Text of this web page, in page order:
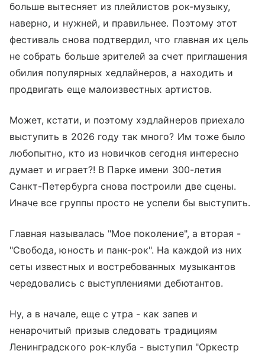
больше вытесняет из плейлистов рок-музыку,
наверно, и нужней, и правильнее. Поэтому этот
фестиваль снова подтвердил, что главная их цель
не собрать больше зрителей за счет приглашения
обилия популярных хедлайнеров, а находить и
продвигать еще малоизвестных артистов.
Может, кстати, и поэтому хэдлайнеров приехало
выступить в 2026 году так много? Им тоже было
любопытно, кто из новичков сегодня интересно
думает и играет?! В Парке имени 300-летия
Санкт-Петербурга снова построили две сцены.
Иначе все группы просто не успели бы выступить.
Главная называлась "Мое поколение", а вторая -
"Свобода, юность и панк-рок". На каждой из них
сеты известных и востребованных музыкантов
чередовались с выступлениями дебютантов.
Ну, а в начале, еще с утра - как запев и
ненарочитый призыв следовать традициям
Ленинградского рок-клуба - выступил "Оркестр